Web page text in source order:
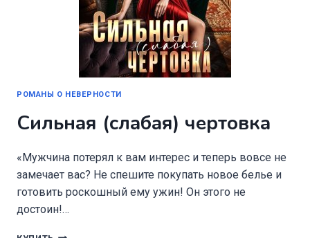
РОМАНЫ О НЕВЕРНОСТИ
Сильная (слабая) чертовка
«Мужчина потерял к вам интерес и теперь вовсе не
замечает вас? Не спешите покупать новое белье и
готовить роскошный ему ужин! Он этого не
достоин!…
СИЛЬНАЯ